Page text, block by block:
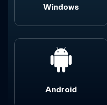
Windows
Android